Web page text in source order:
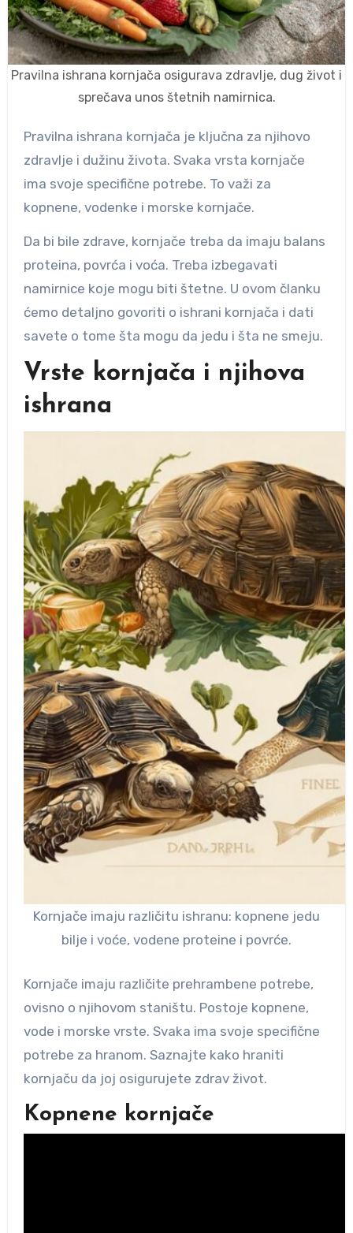
Pravilna ishrana kornjača osigurava zdravlje, dug život i
sprečava unos štetnih namirnica.
Pravilna ishrana kornjača je ključna za njihovo
zdravlje i dužinu života. Svaka vrsta kornjače
ima svoje specifične potrebe. To važi za
kopnene, vodenke i morske kornjače.
Da bi bile zdrave, kornjače treba da imaju balans
proteina, povrća i voća. Treba izbegavati
namirnice koje mogu biti štetne. U ovom članku
ćemo detaljno govoriti o ishrani kornjača i dati
savete o tome šta mogu da jedu i šta ne smeju.
Vrste kornjača i njihova
ishrana
Kornjače imaju različitu ishranu: kopnene jedu
bilje i voće, vodene proteine i povrće.
Kornjače imaju različite prehrambene potrebe,
ovisno o njihovom staništu. Postoje kopnene,
vode i morske vrste. Svaka ima svoje specifične
potrebe za hranom. Saznajte kako hraniti
kornjaču da joj osigurujete zdrav život.
Kopnene kornjače